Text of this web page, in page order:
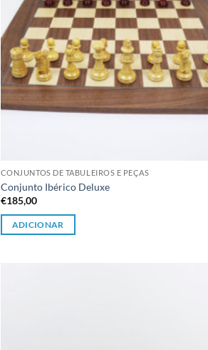
CONJUNTOS DE TABULEIROS E PEÇAS
Conjunto Ibérico Deluxe
€185,00
ADICIONAR